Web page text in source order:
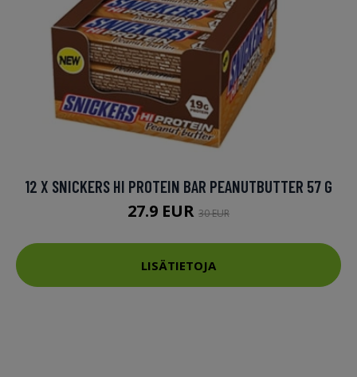
12 X SNICKERS HI PROTEIN BAR PEANUTBUTTER 57 G
27.9 EUR 30 EUR
LISÄTIETOJA